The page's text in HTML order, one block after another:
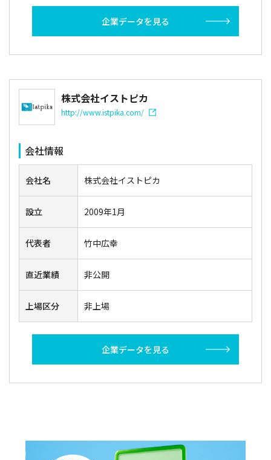
企業データを見る
株式会社イストピカ
http://www.istpika.com/
会社情報
会社名 株式会社イストピカ
設立 2009年1月
代表者 竹中広幸
直近業績 非公開
上場区分 非上場
企業データを見る